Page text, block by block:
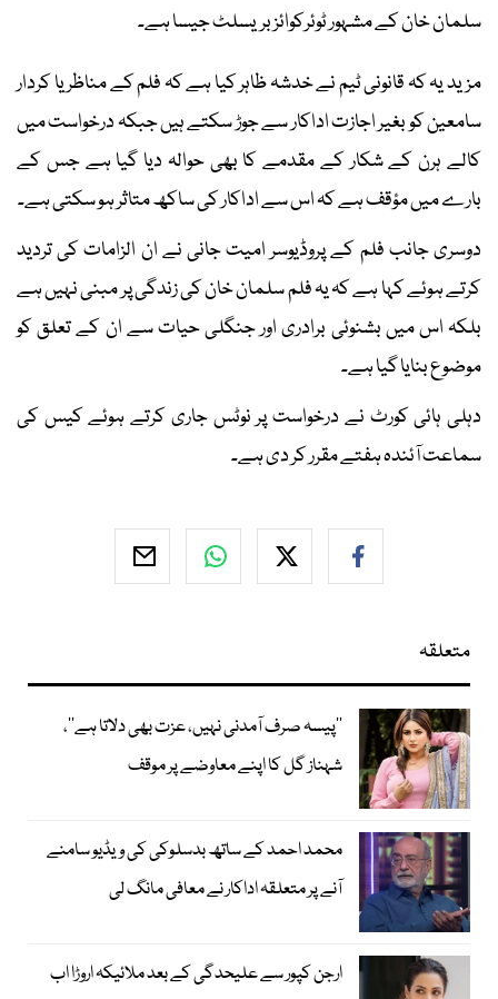
سلمان خان کے مشہور ٹوئركوائز بریسلٹ جیسا ہے۔
مزید یہ کہ قانونی ٹیم نے خدشہ ظاہر کیا ہے کہ فلم کے مناظر یا کردار
سامعین کو بغیر اجازت اداکار سے جوڑ سکتے ہیں جبکہ درخواست میں
کالے ہرن کے شکار کے مقدمے کا بھی حوالہ دیا گیا ہے جس کے
بارے میں مؤقف ہے کہ اس سے اداکار کی ساکھ متاثر ہو سکتی ہے۔
دوسری جانب فلم کے پروڈیوسر امیت جانی نے ان الزامات کی تردید
کرتے ہوئے کہا ہے کہ یہ فلم سلمان خان کی زندگی پر مبنی نہیں ہے
بلکہ اس میں بشنوئی برادری اور جنگلی حیات سے ان کے تعلق کو
موضوع بنایا گیا ہے۔
دہلی ہائی کورٹ نے درخواست پر نوٹس جاری کرتے ہوئے کیس کی
سماعت آئندہ ہفتے مقرر کر دی ہے۔
متعلقہ
’’پیسہ صرف آمدنی نہیں، عزت بھی دلاتا ہے‘‘،
شہناز گل کا اپنے معاوضے پر موقف
محمد احمد کے ساتھ بدسلوکی کی ویڈیو سامنے
آنے پر متعلقہ اداکار نے معافی مانگ لی
ارجن کپور سے علیحدگی کے بعد ملائیکہ اروڑا اب